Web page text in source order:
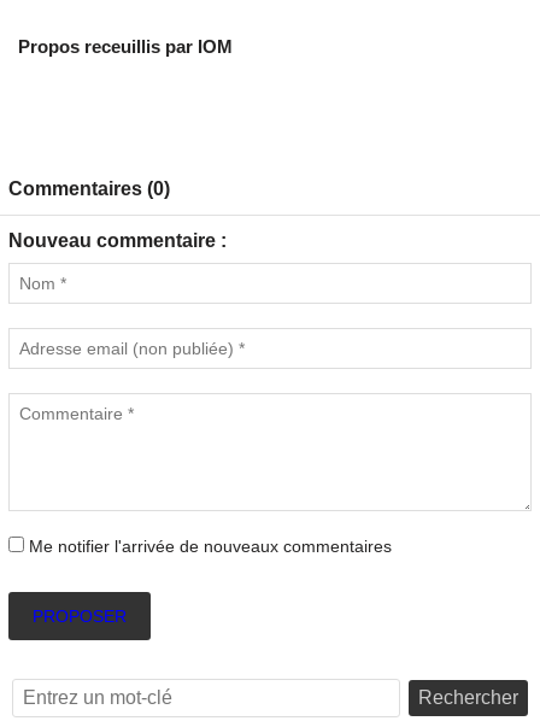
Propos receuillis par IOM
Commentaires (0)
Nouveau commentaire :
Me notifier l'arrivée de nouveaux commentaires
PROPOSER
Rechercher